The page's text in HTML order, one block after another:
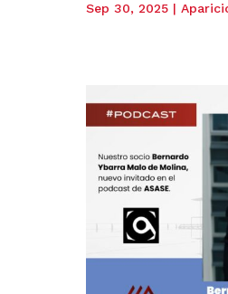
Sep 30, 2025|